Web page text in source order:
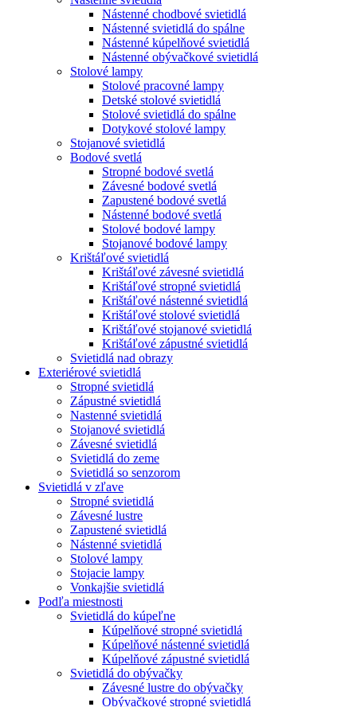
Nástenné chodbové svietidlá
Nástenné svietidlá do spálne
Nástenné kúpelňové svietidlá
Nástenné obývačkové svietidlá
Stolové lampy
Stolové pracovné lampy
Detské stolové svietidlá
Stolové svietidlá do spálne
Dotykové stolové lampy
Stojanové svietidlá
Bodové svetlá
Stropné bodové svetlá
Závesné bodové svetlá
Zapustené bodové svetlá
Nástenné bodové svetlá
Stolové bodové lampy
Stojanové bodové lampy
Krištáľové svietidlá
Krištáľové závesné svietidlá
Krištáľové stropné svietidlá
Krištáľové nástenné svietidlá
Krištáľové stolové svietidlá
Krištáľové stojanové svietidlá
Krištáľové zápustné svietidlá
Svietidlá nad obrazy
Exteriérové svietidlá
Stropné svietidlá
Zápustné svietidlá
Nastenné svietidlá
Stojanové svietidlá
Závesné svietidlá
Svietidlá do zeme
Svietidlá so senzorom
Svietidlá v zľave
Stropné svietidlá
Závesné lustre
Zapustené svietidlá
Nástenné svietidlá
Stolové lampy
Stojacie lampy
Vonkajšie svietidlá
Podľa miestnosti
Svietidlá do kúpeľne
Kúpelňové stropné svietidlá
Kúpelňové nástenné svietidlá
Kúpelňové zápustné svietidlá
Svietidlá do obývačky
Závesné lustre do obývačky
Obývačkové stropné svietidlá